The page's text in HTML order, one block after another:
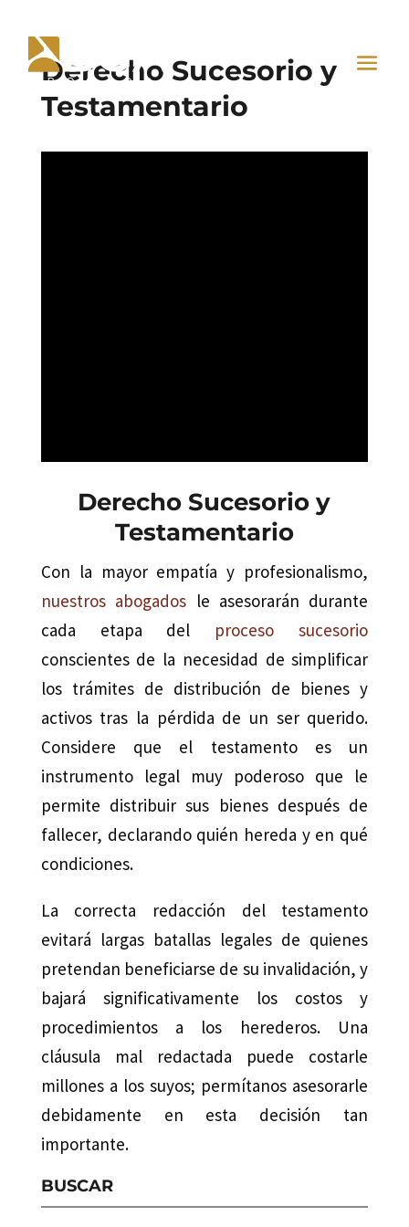
Derecho Sucesorio y
Testamentario
Derecho Sucesorio y
Testamentario
Con la mayor empatía y profesionalismo,
nuestros abogados le asesorarán durante
cada etapa del proceso sucesorio
conscientes de la necesidad de simplificar
los trámites de distribución de bienes y
activos tras la pérdida de un ser querido.
Considere que el testamento es un
instrumento legal muy poderoso que le
permite distribuir sus bienes después de
fallecer, declarando quién hereda y en qué
condiciones.
La correcta redacción del testamento
evitará largas batallas legales de quienes
pretendan beneficiarse de su invalidación, y
bajará significativamente los costos y
procedimientos a los herederos. Una
cláusula mal redactada puede costarle
millones a los suyos; permítanos asesorarle
debidamente en esta decisión tan
importante.
BUSCAR